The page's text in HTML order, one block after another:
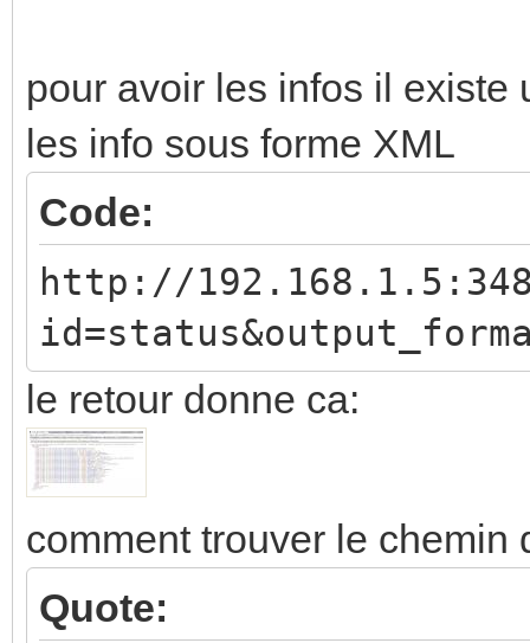
pour avoir les infos il existe
les info sous forme XML
Code:
http://
le retour donne ca:
comment trouver le chemin
Quote: